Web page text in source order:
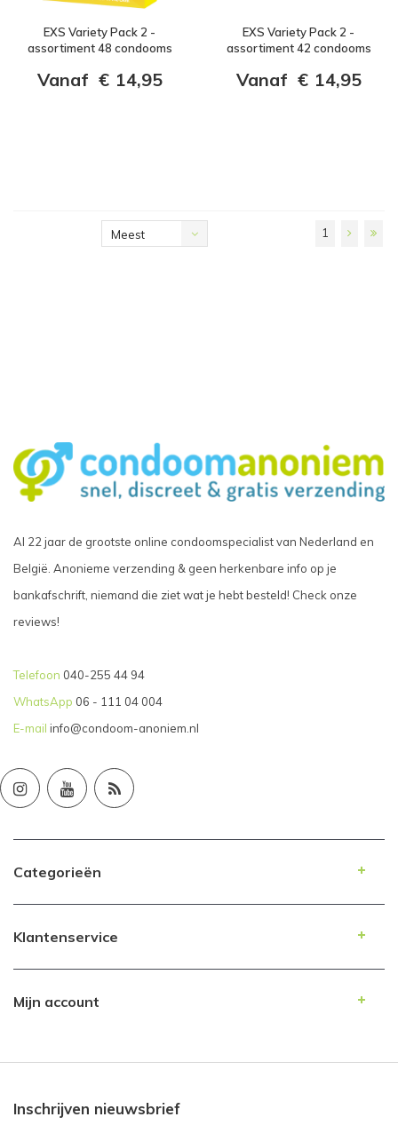
EXS Variety Pack 2 -
assortiment 48 condooms
Vanaf € 14,95
EXS Variety Pack 2 -
assortiment 42 condooms
Vanaf € 14,95
Meest
1
Al 22 jaar de grootste online condoomspecialist van Nederland en
België. Anonieme verzending & geen herkenbare info op je
bankafschrift, niemand die ziet wat je hebt besteld! Check onze
reviews!
Telefoon 040-255 44 94
WhatsApp 06 - 111 04 004
E-mail info@condoom-anoniem.nl
Categorieën
Klantenservice
Mijn account
Inschrijven nieuwsbrief